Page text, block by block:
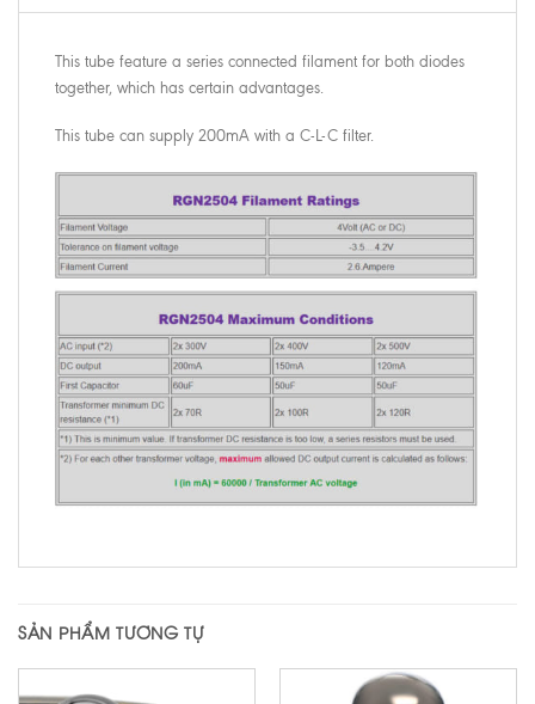
This tube feature a series connected filament for both diodes
together, which has certain advantages.
This tube can supply 200mA with a C-L-C filter.
SẢN PHẨM TƯƠNG TỰ